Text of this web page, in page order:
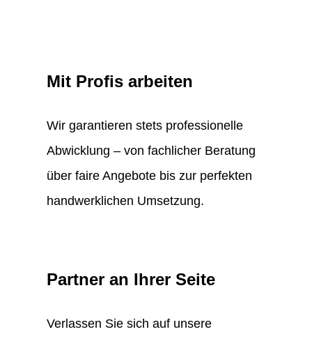
Mit Profis arbeiten
Wir garantieren stets professionelle
Abwicklung – von fachlicher Beratung
über faire Angebote bis zur perfekten
handwerklichen Umsetzung.
Partner an Ihrer Seite
Verlassen Sie sich auf unsere